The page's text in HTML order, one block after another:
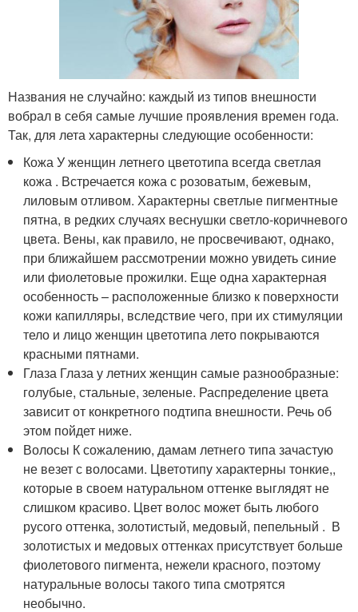
Названия не случайно: каждый из типов внешности
вобрал в себя самые лучшие проявления времен года.
Так, для лета характерны следующие особенности:
Кожа У женщин летнего цветотипа всегда светлая
кожа . Встречается кожа с розоватым, бежевым,
лиловым отливом. Характерны светлые пигментные
пятна, в редких случаях веснушки светло-коричневого
цвета. Вены, как правило, не просвечивают, однако,
при ближайшем рассмотрении можно увидеть синие
или фиолетовые прожилки. Еще одна характерная
особенность – расположенные близко к поверхности
кожи капилляры, вследствие чего, при их стимуляции
тело и лицо женщин цветотипа лето покрываются
красными пятнами.
Глаза Глаза у летних женщин самые разнообразные:
голубые, стальные, зеленые. Распределение цвета
зависит от конкретного подтипа внешности. Речь об
этом пойдет ниже.
Волосы К сожалению, дамам летнего типа зачастую
не везет с волосами. Цветотипу характерны тонкие,,
которые в своем натуральном оттенке выглядят не
слишком красиво. Цвет волос может быть любого
русого оттенка, золотистый, медовый, пепельный . В
золотистых и медовых оттенках присутствует больше
фиолетового пигмента, нежели красного, поэтому
натуральные волосы такого типа смотрятся
необычно.